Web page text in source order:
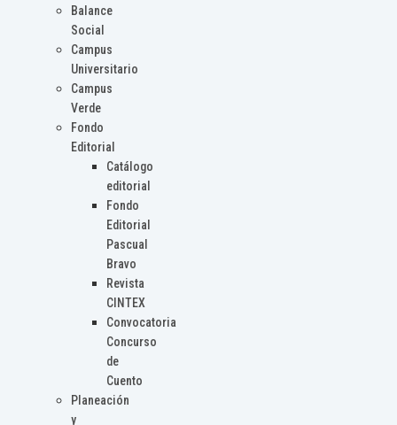
Balance
Social
Campus
Universitario
Campus
Verde
Fondo
Editorial
Catálogo
editorial
Fondo
Editorial
Pascual
Bravo
Revista
CINTEX
Convocatoria
Concurso
de
Cuento
Planeación
y